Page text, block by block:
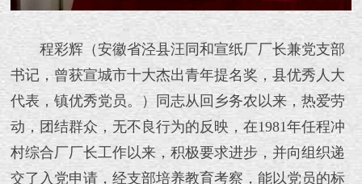
程彩辉（安徽省泾县汪同和宣纸厂厂长兼党支部
书记，曾获宣城市十大杰出青年提名奖，县优秀人大
代表，镇优秀党员。）同志从回乡务农以来，热爱劳
动，团结群众，无不良行为的反映，在1981年任程冲
村综合厂厂长工作以来，积极要求进步，并向组织递
交了入党申请，经支部培养教育考察，能以党员的标